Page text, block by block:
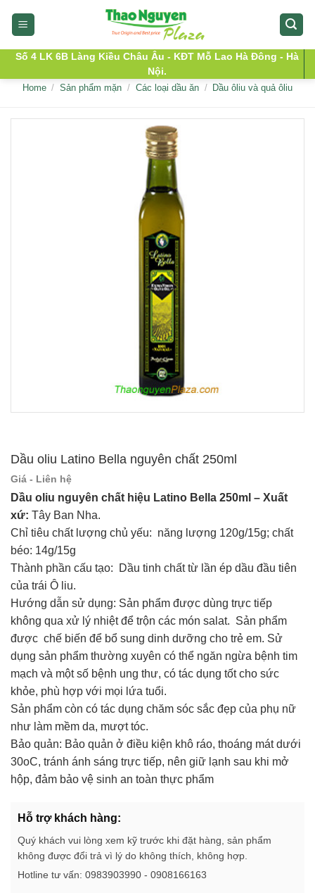
Số 4 LK 6B Làng Kiều Châu Âu - KĐT Mỗ Lao Hà Đông - Hà
Nội.
Home / Sản phẩm mặn / Các loại dầu ăn / Dầu ôliu và quả ôliu
Dầu oliu Latino Bella nguyên chất 250ml
Giá - Liên hệ
Dầu oliu nguyên chất hiệu Latino Bella 250ml – Xuất
xứ: Tây Ban Nha.
Chỉ tiêu chất lượng chủ yếu: năng lượng 120g/15g; chất
béo: 14g/15g
Thành phần cấu tạo: Dầu tinh chất từ lần ép dầu đầu tiên
của trái Ô liu.
Hướng dẫn sử dụng: Sản phẩm được dùng trực tiếp
không qua xử lý nhiệt để trộn các món salat. Sản phẩm
được chế biến để bổ sung dinh dưỡng cho trẻ em. Sử
dụng sản phẩm thường xuyên có thể ngăn ngừa bệnh tim
mạch và một số bệnh ung thư, có tác dụng tốt cho sức
khỏe, phù hợp với mọi lứa tuổi.
Sản phẩm còn có tác dụng chăm sóc sắc đẹp của phụ nữ
như làm mềm da, mượt tóc.
Bảo quản: Bảo quản ở điều kiện khô ráo, thoáng mát dưới
30oC, tránh ánh sáng trực tiếp, nên giữ lạnh sau khi mở
hộp, đảm bảo vệ sinh an toàn thực phẩm
Hỗ trợ khách hàng:
Quý khách vui lòng xem kỹ trước khi đặt hàng, sản phẩm
không được đổi trả vì lý do không thích, không hợp.
Hotline tư vấn: 0983903990 - 0908166163